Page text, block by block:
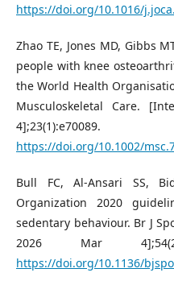
https://doi.org/10.1016/
Zhao TE, Jones MD, Gibbs
people with knee
the World Health
Musculoskeletal Care.
https://doi.org/10.1002/
Bull FC, Al-Ansari SS,
Organization 2020
sedentary behaviour. Br J
2026 Mar
https://doi.org/10.1136/